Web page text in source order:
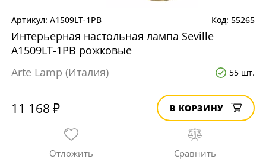
A1509LT-1PB 55265
Интерьерная настольная лампа Seville
A1509LT-1PB рожковые
Arte Lamp (Италия)
55 шт.
11 168 ₽ В КОРЗИНУ